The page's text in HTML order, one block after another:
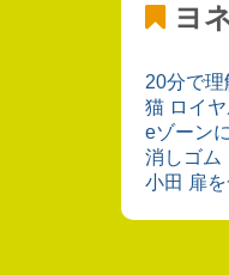
ヨ
20分で
猫 ロイ
eゾーン
消しゴム
小田 扉